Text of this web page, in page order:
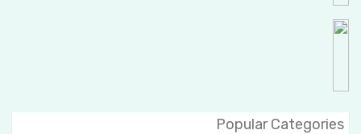
Popular Categories